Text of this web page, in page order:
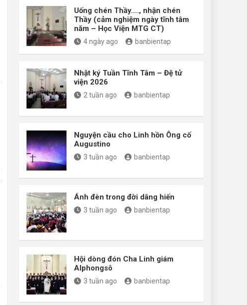
Uống chén Thầy…., nhận chén
Thầy (cảm nghiệm ngày tĩnh tâm
năm – Học Viện MTG CT)
4 ngày ago banbientap
Nhật ký Tuần Tĩnh Tâm – Đệ tử
viện 2026
2 tuần ago banbientap
Nguyện cầu cho Linh hồn Ông cố
Augustino
3 tuần ago banbientap
Ánh đèn trong đời dâng hiến
3 tuần ago banbientap
Hội dòng đón Cha Linh giám
Alphongsô
3 tuần ago banbientap